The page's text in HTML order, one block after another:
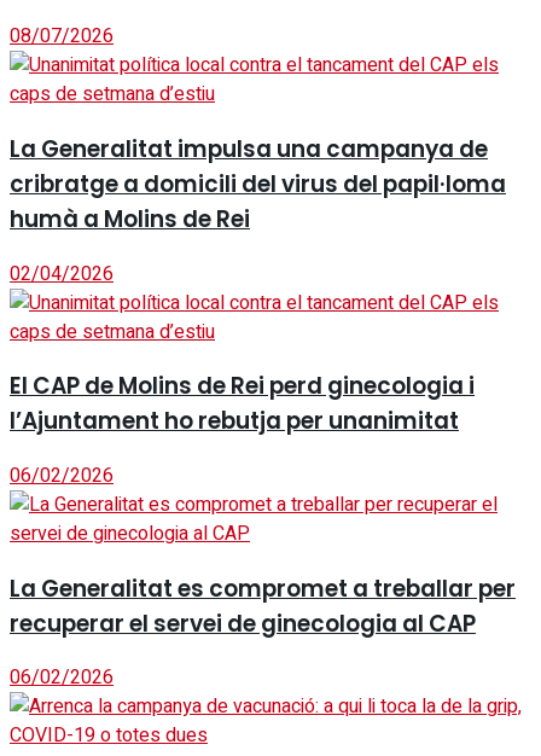
08/07/2026
La Generalitat impulsa una campanya de
cribratge a domicili del virus del papil·loma
humà a Molins de Rei
02/04/2026
El CAP de Molins de Rei perd ginecologia i
l’Ajuntament ho rebutja per unanimitat
06/02/2026
La Generalitat es compromet a treballar per
recuperar el servei de ginecologia al CAP
06/02/2026